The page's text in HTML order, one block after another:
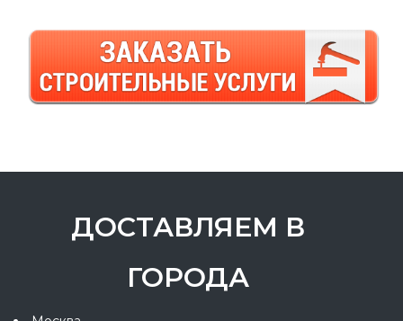
ДОСТАВЛЯЕМ В
ГОРОДА